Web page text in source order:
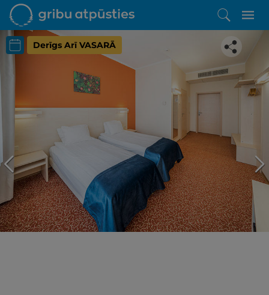
Derīgs Arī VASARĀ
Iepatikās šis piedāvājums?
Līdz brīnišķīgai atpūtai atlikuši tikai daži soļi
PĒRKU